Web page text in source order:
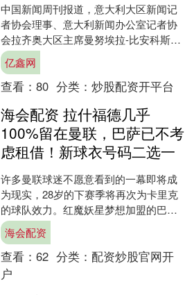
中国新闻周刊报道，意大利大区新闻记
者协会理事、意大利新闻办公室记者协
会拉齐奥大区主席曼努埃拉-比安科斯皮
诺在接受中新社记者采访时表示：“中国
领先世界的领域已经很....
亿鑫网
查看： 80 分类： 炒股配资开平台
海会配资 拉什福德几乎
100%留在曼联，巴萨已不考
虑租借！新球衣号码二选一
许多曼联球迷不愿意看到的一幕即将成
为现实，28岁的下赛季将再次为卡里克
的球队效力。红魔妖星梦想加盟的巴
萨，已经不会再对他感兴趣，即便夏窗
最后时刻有机会压哨租借，....
海会配资
查看： 62 分类： 配资炒股官网开
户